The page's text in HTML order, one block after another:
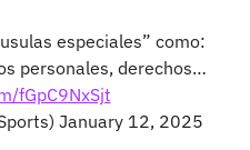
especiales” como:
personales, derechos…
fGpC9NxSjt
January 12, 2025